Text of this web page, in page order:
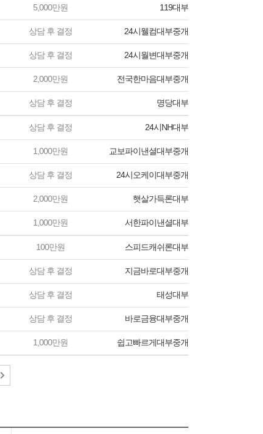
5,000만원 119대부
상담 후 결정 24시웰컴대부중개
상담 후 결정 24시월변대부중개
2,000만원 전국한마음대부중개
상담 후 결정 명당대부
상담 후 결정 24시NH대부
1,000만원 교보파이낸셜대부중개
상담 후 결정 24시오케이대부중개
2,000만원 햇살가득론대부
1,000만원 서한파이낸셜대부
100만원 스피드캐쉬론대부
상담 후 결정 지금바로대부중개
상담 후 결정 태성대부
상담 후 결정 바로금융대부중개
1,000만원 쉽고빠르게대부중개